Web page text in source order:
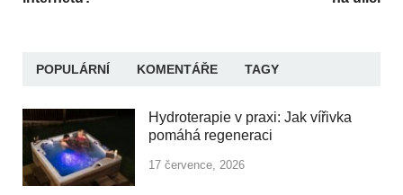
POPULÁRNÍ KOMENTÁŘE TAGY
Hydroterapie v praxi: Jak vířivka
pomáhá regeneraci
17 července, 2026